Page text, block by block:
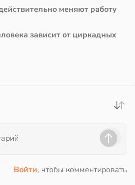
меняют работу
зависит от циркадных
Войти, чтобы комментировать